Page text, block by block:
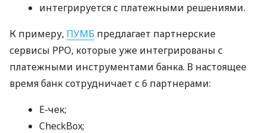
интегрируется с платежными решениями.
К примеру, ПУМБ предлагает партнерские
сервисы РРО, которые уже интегрированы с
платежными инструментами банка. В настоящее
время банк сотрудничает с 6 партнерами:
E-чек;
CheckBox;